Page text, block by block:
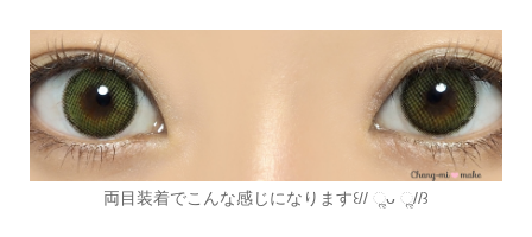
両目装着でこんな感じになります꒰// ૣᴗ ૣ//꒱